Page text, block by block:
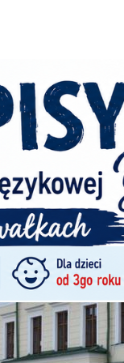
0 Komentarzy